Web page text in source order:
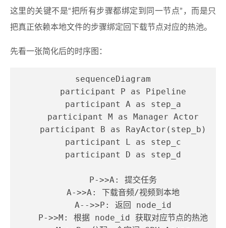
这里的关键不是“把所有步骤都绑定到同一节点”，而是只
把真正依赖本地文件的步骤绑定回下载节点对应的热池。
先看一张简化后的时序图：
sequenceDiagram
    participant P as Pipeline
    participant A as step_a
    participant M as Manager Actor
    participant B as RayActor(step_b)
    participant L as step_c
    participant D as step_d
    P->>A: 提交任务
    A->>A: 下载音频/视频到本地
    A-->>P: 返回 node_id
    P->>M: 根据 node_id 获取对应节点的热池